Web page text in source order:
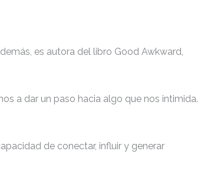
es autora del libro Good Awkward,
a dar un paso hacia algo que nos intimida.
de conectar, influir y generar